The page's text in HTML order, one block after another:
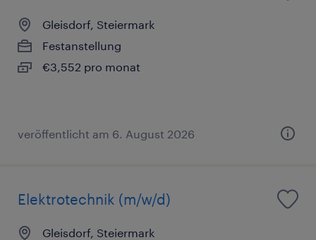
Gleisdorf, Steiermark
Festanstellung
€3,552 pro monat
veröffentlicht am 6. August 2026
Elektrotechnik (m/w/d)
Gleisdorf, Steiermark